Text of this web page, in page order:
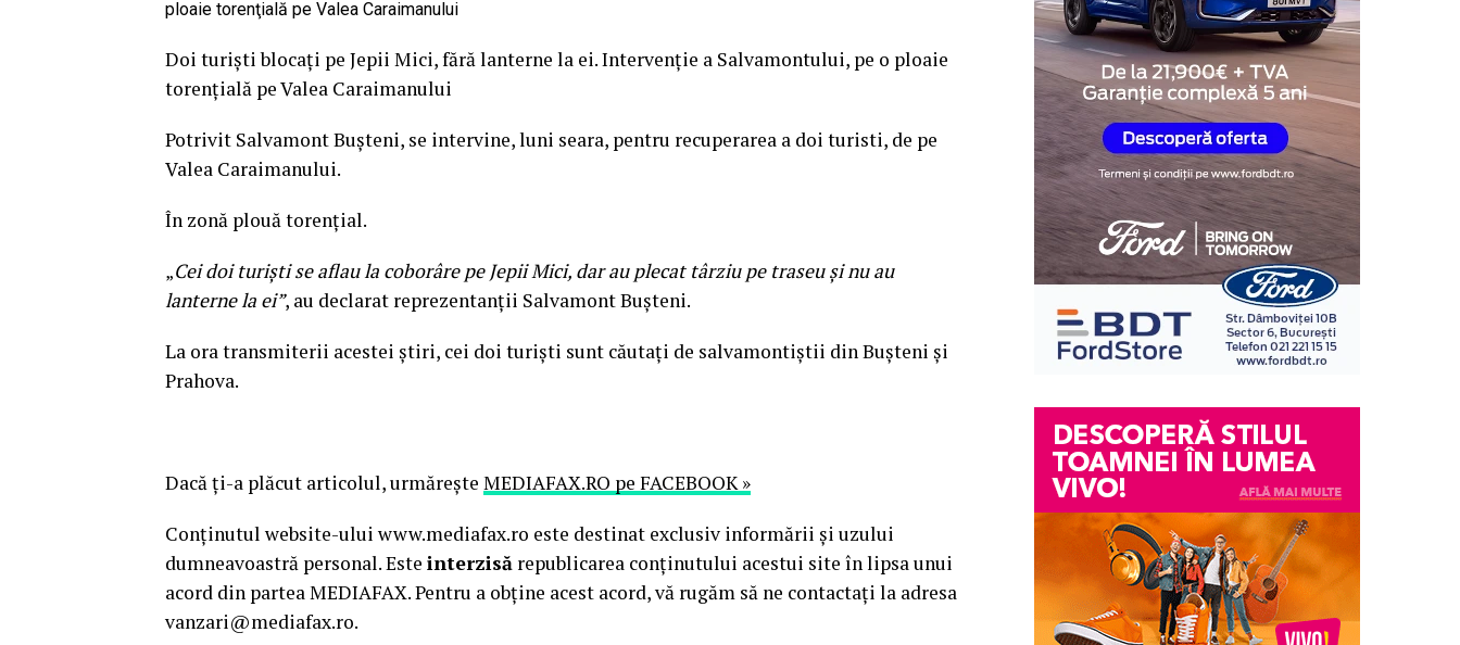
Doi turişti blocaţi pe Jepii Mici, fără lanterne la ei. Intervenţie a Salvamontului, pe o ploaie
torenţială pe Valea Caraimanului
Potrivit Salvamont Buşteni, se intervine, luni seara, pentru recuperarea a doi turisti, de pe
Valea Caraimanului.
În zonă plouă torenţial.
„Cei doi turişti se aflau la coborâre pe Jepii Mici, dar au plecat târziu pe traseu şi nu au
lanterne la ei”, au declarat reprezentanţii Salvamont Buşteni.
La ora transmiterii acestei ştiri, cei doi turişti sunt căutaţi de salvamontiştii din Buşteni şi
Prahova.
Dacă ţi-a plăcut articolul, urmăreşte MEDIAFAX.RO pe FACEBOOK »
Conținutul website-ului www.mediafax.ro este destinat exclusiv informării și uzului
dumneavoastră personal. Este interzisă republicarea conținutului acestui site în lipsa unui
acord din partea MEDIAFAX. Pentru a obține acest acord, vă rugăm să ne contactați la adresa
vanzari@mediafax.ro.